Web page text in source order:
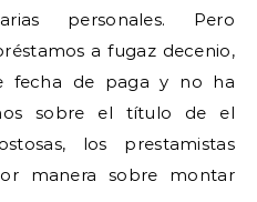
personales. Pero
a fugaz decenio,
fecha de paga y no ha
sobre el título de el
los prestamistas
manera sobre montar